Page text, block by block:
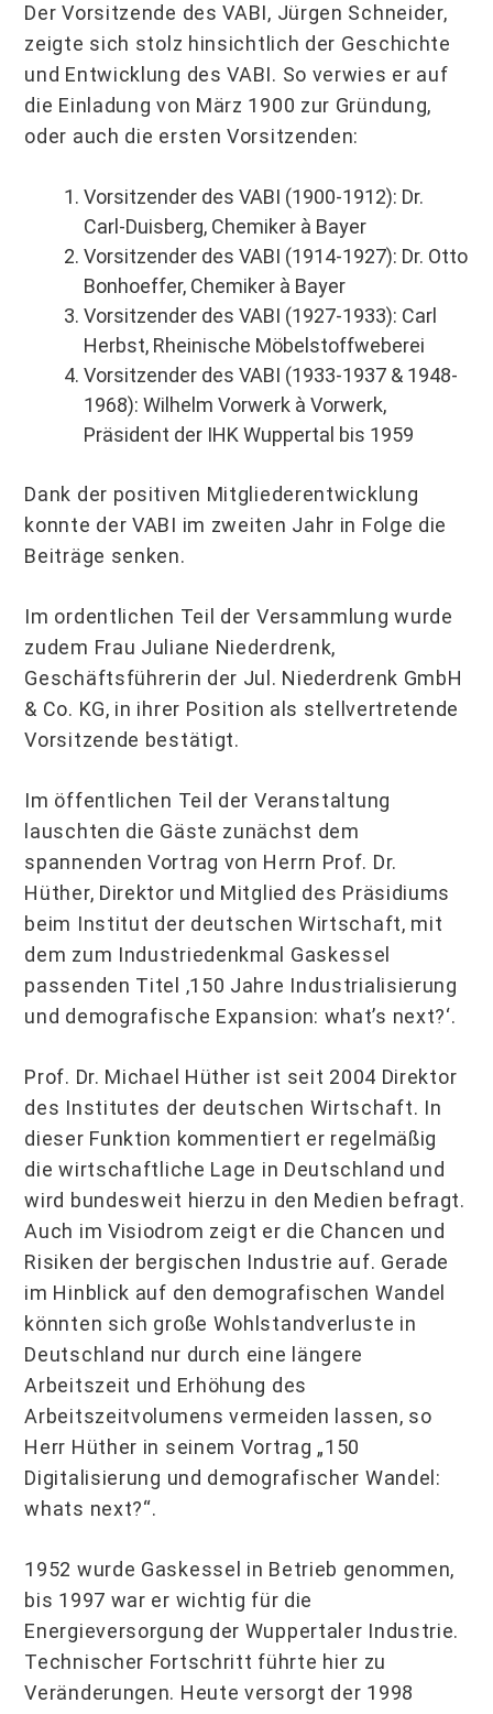
Der Vorsitzende des VABI, Jürgen Schneider,
zeigte sich stolz hinsichtlich der Geschichte
und Entwicklung des VABI. So verwies er auf
die Einladung von März 1900 zur Gründung,
oder auch die ersten Vorsitzenden:
Vorsitzender des VABI (1900-1912): Dr.
Carl-Duisberg, Chemiker à Bayer
Vorsitzender des VABI (1914-1927): Dr. Otto
Bonhoeffer, Chemiker à Bayer
Vorsitzender des VABI (1927-1933): Carl
Herbst, Rheinische Möbelstoffweberei
Vorsitzender des VABI (1933-1937 & 1948-
1968): Wilhelm Vorwerk à Vorwerk,
Präsident der IHK Wuppertal bis 1959
Dank der positiven Mitgliederentwicklung
konnte der VABI im zweiten Jahr in Folge die
Beiträge senken.
Im ordentlichen Teil der Versammlung wurde
zudem Frau Juliane Niederdrenk,
Geschäftsführerin der Jul. Niederdrenk GmbH
& Co. KG, in ihrer Position als stellvertretende
Vorsitzende bestätigt.
Im öffentlichen Teil der Veranstaltung
lauschten die Gäste zunächst dem
spannenden Vortrag von Herrn Prof. Dr.
Hüther, Direktor und Mitglied des Präsidiums
beim Institut der deutschen Wirtschaft, mit
dem zum Industriedenkmal Gaskessel
passenden Titel ‚150 Jahre Industrialisierung
und demografische Expansion: what’s next?‘.
Prof. Dr. Michael Hüther ist seit 2004 Direktor
des Institutes der deutschen Wirtschaft. In
dieser Funktion kommentiert er regelmäßig
die wirtschaftliche Lage in Deutschland und
wird bundesweit hierzu in den Medien befragt.
Auch im Visiodrom zeigt er die Chancen und
Risiken der bergischen Industrie auf. Gerade
im Hinblick auf den demografischen Wandel
könnten sich große Wohlstandverluste in
Deutschland nur durch eine längere
Arbeitszeit und Erhöhung des
Arbeitszeitvolumens vermeiden lassen, so
Herr Hüther in seinem Vortrag „150
Digitalisierung und demografischer Wandel:
whats next?“.
1952 wurde Gaskessel in Betrieb genommen,
bis 1997 war er wichtig für die
Energieversorgung der Wuppertaler Industrie.
Technischer Fortschritt führte hier zu
Veränderungen. Heute versorgt der 1998